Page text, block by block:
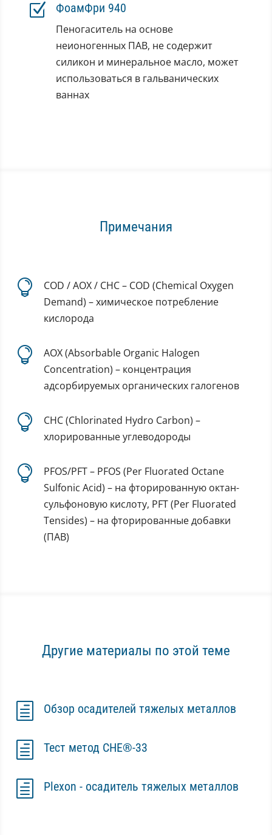
Z ФоамФри 940
Пеногаситель на основе
неионогенных ПАВ, не содержит
силикон и минеральное масло, может
использоваться в гальванических
ваннах
Примечания

COD / AOX / CHC – COD (Chemical Oxygen
Demand) – химическое потребление
кислорода

AOX (Absorbable Organic Halogen
Concentration) – концентрация
адсорбируемых органических галогенов

CHC (Chlorinated Hydro Carbon) –
хлорированные углеводороды

PFOS/PFT – PFOS (Per Fluorated Octane
Sulfonic Acid) – на фторированную октан-
сульфоновую кислоту, PFT (Per Fluorated
Tensides) – на фторированные добавки
(ПАВ)
Другие материалы по этой теме
h Обзор осадителей тяжелых металлов
h Тест метод CHE®-33
h Plexon - осадитель тяжелых металлов